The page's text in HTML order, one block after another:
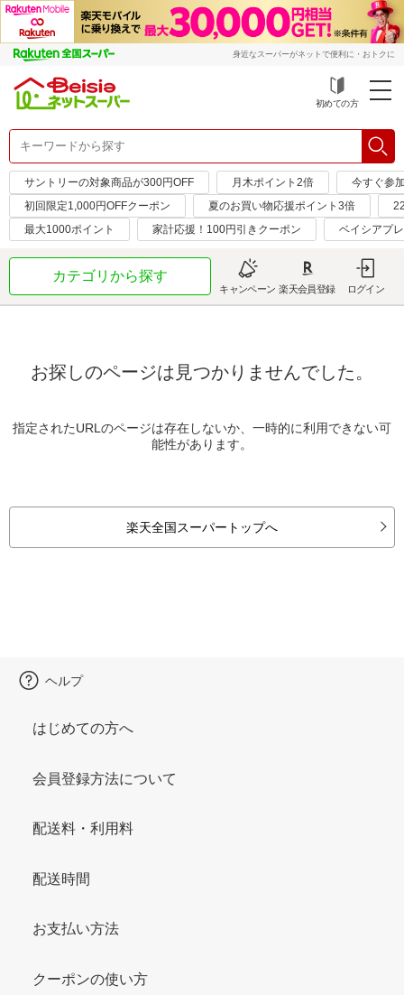
身近なスーパーがネットで便利に・おトクに
初めての方
サントリーの対象商品が300円OFF 月木ポイント2倍
今すぐ参
初回限定1,000円OFFクーポン
夏のお買い物応援ポイント3倍
最大1000ポイント
家計応援！100円引きクーポン ベイシアプ
カテゴリから探す
キャンペーン 楽天会員登録 ログイン
お探しのページは見つかりませんでした。
指定されたURLのページは存在しないか、一時的に利用できない可
能性があります。
楽天全国スーパートップへ
ヘルプ
はじめての方へ
会員登録方法について
配送料・利用料
配送時間
お支払い方法
クーポンの使い方